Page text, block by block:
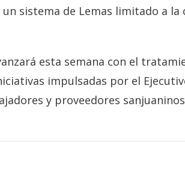
sistema de Lemas limitado a la
esta semana con el
impulsadas por el
y proveedores